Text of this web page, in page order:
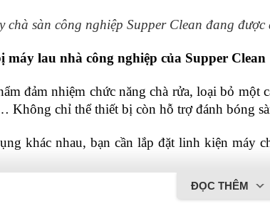
chà sàn công nghiệp Supper Clean đang
máy lau nhà công nghiệp của Supper Clean
đảm nhiệm chức năng chà rửa, loại bỏ một
Không chỉ thể thiết bị còn hỗ trợ đánh bóng
khác nhau, bạn cần lắp đặt linh kiện máy
dụng trong nhiều không gian sống của con
ĐỌC THÊM